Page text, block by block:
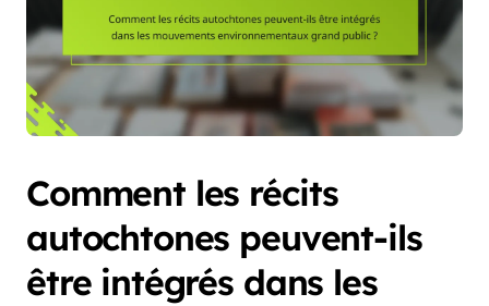
Comment les récits
autochtones peuvent-ils
être intégrés dans les